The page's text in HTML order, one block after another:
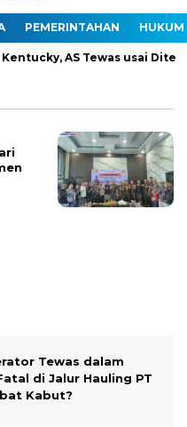
PEMERINTAHAN HUKUM
AS Tewas usai
Tewas dalam
di Jalur Hauling PT
Kabut?